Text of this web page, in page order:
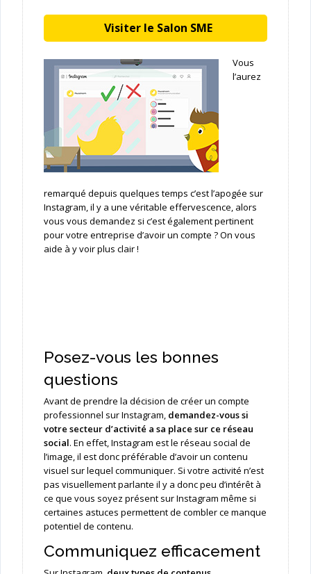
Visiter le Salon SME
Vous
l’aurez
remarqué depuis quelques temps c’est l’apogée sur
Instagram, il y a une véritable effervescence, alors
vous vous demandez si c’est également pertinent
pour votre entreprise d’avoir un compte ? On vous
aide à y voir plus clair !
Posez-vous les bonnes
questions
Avant de prendre la décision de créer un compte
professionnel sur Instagram, demandez-vous si
votre secteur d’activité a sa place sur ce réseau
social. En effet, Instagram est le réseau social de
l’image, il est donc préférable d’avoir un contenu
visuel sur lequel communiquer. Si votre activité n’est
pas visuellement parlante il y a donc peu d’intérêt à
ce que vous soyez présent sur Instagram même si
certaines astuces permettent de combler ce manque
potentiel de contenu.
Communiquez efficacement